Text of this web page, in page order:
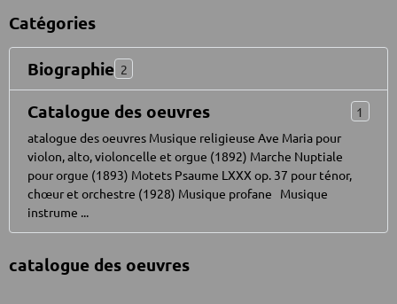
Catégories
Biographie 2
Catalogue des oeuvres
1
atalogue des oeuvres Musique religieuse Ave Maria pour
violon, alto, violoncelle et orgue (1892) Marche Nuptiale
pour orgue (1893) Motets Psaume LXXX op. 37 pour ténor,
chœur et orchestre (1928) Musique profane Musique
instrume ...
catalogue des oeuvres